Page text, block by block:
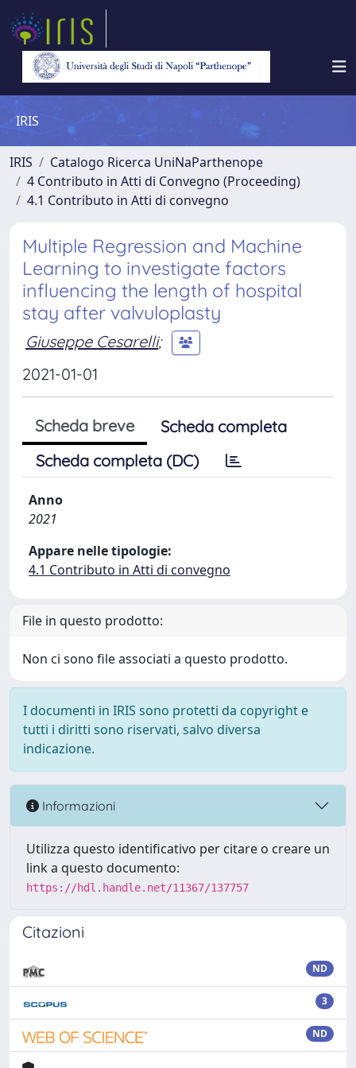
IRIS
IRIS
Catalogo Ricerca UniNaParthenope
4 Contributo in Atti di Convegno (Proceeding)
4.1 Contributo in Atti di convegno
Multiple Regression and Machine
Learning to investigate factors
influencing the length of hospital
stay after valvuloplasty
Giuseppe Cesarelli;
2021-01-01
Scheda breve
Scheda completa
Scheda completa (DC)
Anno
2021
Appare nelle tipologie:
4.1 Contributo in Atti di convegno
File in questo prodotto:
Non ci sono file associati a questo prodotto.
I documenti in IRIS sono protetti da copyright e
tutti i diritti sono riservati, salvo diversa
indicazione.
Informazioni
Utilizza questo identificativo per citare o creare un
link a questo documento:
https://hdl.handle.net/11367/137757
Citazioni
ND
3
ND